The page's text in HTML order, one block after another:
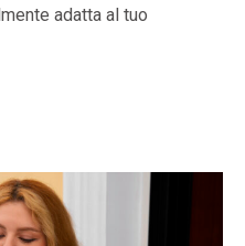
adatta al tuo